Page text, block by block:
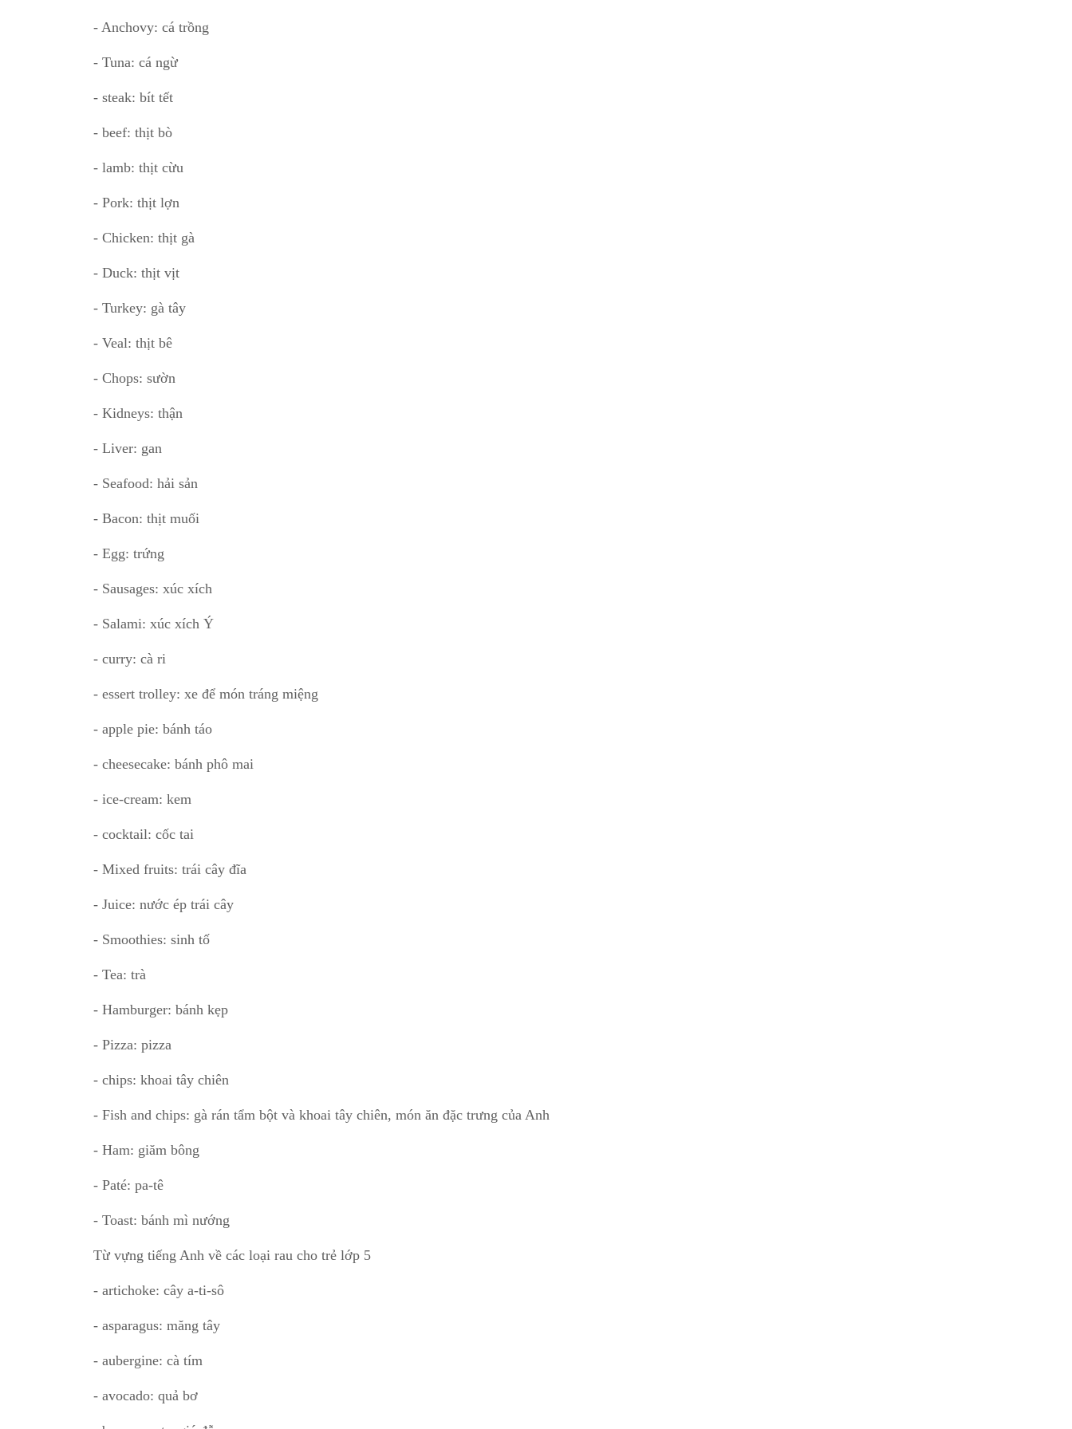
- Anchovy: cá trồng
- Tuna: cá ngừ
- steak: bít tết
- beef: thịt bò
- lamb: thịt cừu
- Pork: thịt lợn
- Chicken: thịt gà
- Duck: thịt vịt
- Turkey: gà tây
- Veal: thịt bê
- Chops: sườn
- Kidneys: thận
- Liver: gan
- Seafood: hải sản
- Bacon: thịt muối
- Egg: trứng
- Sausages: xúc xích
- Salami: xúc xích Ý
- curry: cà ri
- essert trolley: xe để món tráng miệng
- apple pie: bánh táo
- cheesecake: bánh phô mai
- ice-cream: kem
- cocktail: cốc tai
- Mixed fruits: trái cây đĩa
- Juice: nước ép trái cây
- Smoothies: sinh tố
- Tea: trà
- Hamburger: bánh kẹp
- Pizza: pizza
- chips: khoai tây chiên
- Fish and chips: gà rán tẩm bột và khoai tây chiên, món ăn đặc trưng của Anh
- Ham: giăm bông
- Paté: pa-tê
- Toast: bánh mì nướng
Từ vựng tiếng Anh về các loại rau cho trẻ lớp 5
- artichoke: cây a-ti-sô
- asparagus: măng tây
- aubergine: cà tím
- avocado: quả bơ